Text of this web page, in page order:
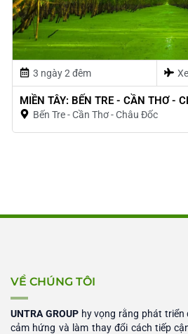
3 ngày 2 đêm
MIỀN TÂY: BẾN TRE - CẦN THƠ -
Bến Tre - Cần Thơ - Châu Đốc
VỀ CHÚNG TÔI
UNTRA GROUPhy vọng rằng phát triển
cảm hứng và làm thay đổi cách tiếp